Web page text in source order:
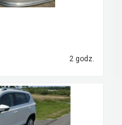
2 godz.